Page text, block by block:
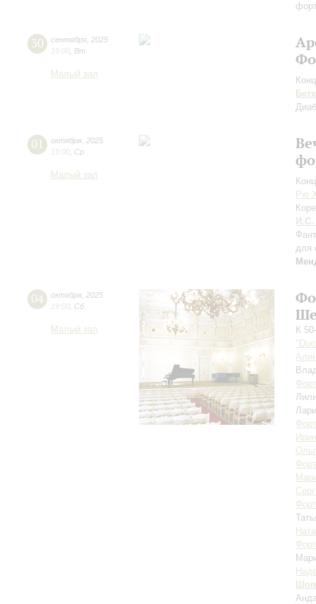
30 сентября 2025
19:00 Вт
Малый зал
01 октября 2025
19:00 Ср
Малый зал
Рю
И.С.
для
04 октября 2025
19:00 Сб
Малый зал
К